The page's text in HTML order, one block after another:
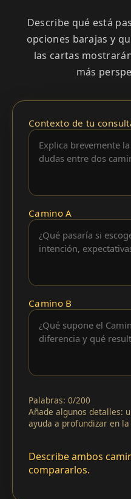
Describe qué está
opciones barajas y
las cartas
más
Contexto de tu
Camino A
Camino B
Palabras: 0/200
Añade algunos detalles:
ayuda a profundizar en
Describe ambos
compararlos.